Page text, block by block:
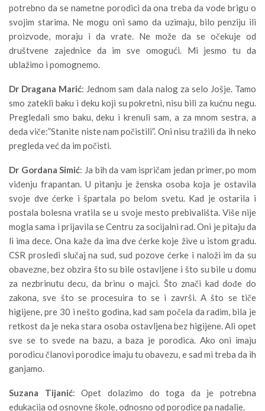
potrebno da se nametne porodici da ona treba da vode brigu o
svojim starima. Ne mogu oni samo da uzimaju, bilo penziju ili
proizvode, moraju i da vrate. Ne može da se očekuje od
društvene zajednice da im sve omogući. Mi jesmo tu da
ublažimo i pomognemo.
Dr Dragana Marić: Jednom sam dala nalog za selo Jošje. Tamo
smo zatekli baku i deku koji su pokretni, nisu bili za kućnu negu.
Pregledali smo baku, deku i krenuli sam, a za mnom sestra, a
deda viče:”Stanite niste nam počistili”. Oni nisu tražili da ih neko
pregleda već da im počisti.
Dr Gordana Simić: Ja bih da vam ispričam jedan primer, po mom
viđenju frapantan. U pitanju je ženska osoba koja je ostavila
svoje dve ćerke i špartala po belom svetu. Kad je ostarila i
postala bolesna vratila se u svoje mesto prebivališta. Više nije
mogla sama i prijavila se Centru za socijalni rad. Oni je pitaju da
li ima dece. Ona kaže da ima dve ćerke koje žive u istom gradu.
CSR prosledi slučaj na sud, sud pozove ćerke i naloži im da su
obavezne, bez obzira što su bile ostavljene i što su bile u domu
za nezbrinutu decu, da brinu o majci. Što znači kad dođe do
zakona, sve što se procesuira to se i završi. A što se tiče
higijene, pre 30 i nešto godina, kad sam počela da radim, bila je
retkost da je neka stara osoba ostavljena bez higijene. Ali opet
sve se to svede na bazu, a baza je porodica. Ako oni imaju
porodicu članovi porodice imaju tu obavezu, e sad mi treba da ih
ganjamo.
Suzana Tijanić: Opet dolazimo do toga da je potrebna
edukacija od osnovne škole, odnosno od porodice pa nadalje.